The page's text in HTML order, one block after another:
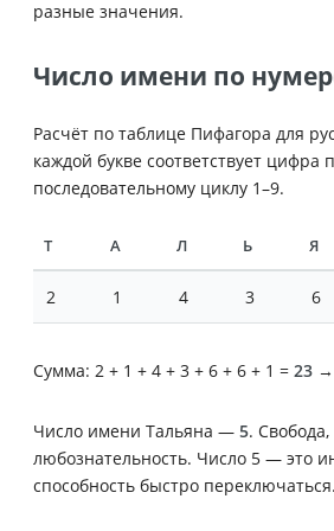
разные значения.
Число имени по
Расчёт по таблице Пифагора для
каждой букве соответствует цифра
последовательному циклу 1–9.
Т А Л Ь Я
2 1 4 3 6
Сумма: 2 + 1 + 4 + 3 + 6 + 6 + 1 = 23 →
Число имени Тальяна — 5.
любознательность. Число 5 — это
способность быстро переключаться.